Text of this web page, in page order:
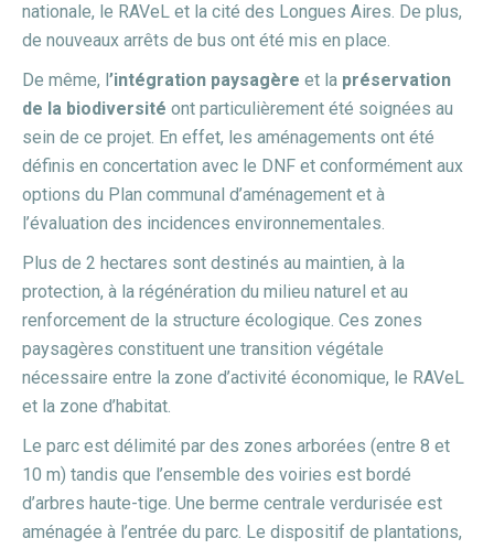
nationale, le RAVeL et la cité des Longues Aires. De plus,
de nouveaux arrêts de bus ont été mis en place.
De même, l’intégration paysagère et la préservation
de la biodiversité ont particulièrement été soignées au
sein de ce projet. En effet, les aménagements ont été
définis en concertation avec le DNF et conformément aux
options du Plan communal d’aménagement et à
l’évaluation des incidences environnementales.
Plus de 2 hectares sont destinés au maintien, à la
protection, à la régénération du milieu naturel et au
renforcement de la structure écologique. Ces zones
paysagères constituent une transition végétale
nécessaire entre la zone d’activité économique, le RAVeL
et la zone d’habitat.
Le parc est délimité par des zones arborées (entre 8 et
10 m) tandis que l’ensemble des voiries est bordé
d’arbres haute-tige. Une berme centrale verdurisée est
aménagée à l’entrée du parc. Le dispositif de plantations,